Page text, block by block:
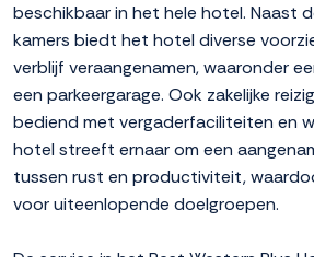
beschikbaar in het hele hotel. Naast
kamers biedt het hotel diverse
verblijf veraangenamen, waaronder
een parkeergarage. Ook zakelijke
bediend met vergaderfaciliteiten en
hotel streeft ernaar om een
tussen rust en productiviteit,
voor uiteenlopende doelgroepen.